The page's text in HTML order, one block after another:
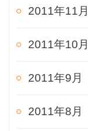
2011年11月
2011年10月
2011年9月
2011年8月